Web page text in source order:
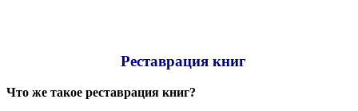
Реставрация книг
Что же такое реставрация книг?